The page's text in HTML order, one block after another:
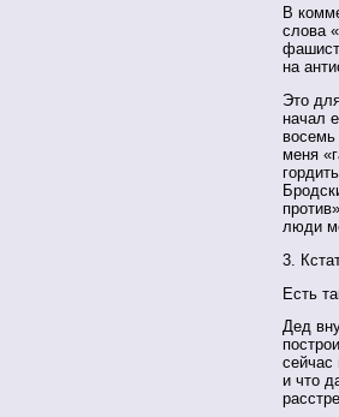
В
слова
на
Это
начал
меня
люди
3.
Есть
Дед
сейчас
и что